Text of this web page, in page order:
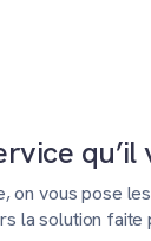
on vous pose
la solution faite